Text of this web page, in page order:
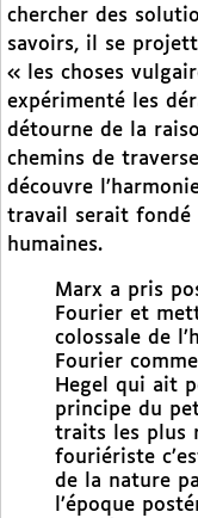
chercher des
savoirs, il se
« les choses
expérimenté les
détourne de la
chemins de
découvre
travail serait fondé
humaines.
Marx a pris
Fourier et
colossale de
Fourier
Hegel qui ait
principe du
traits les plus
fouriériste
de la nature
l’époque